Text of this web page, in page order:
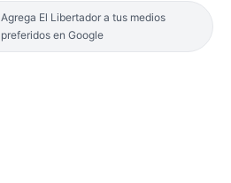
Agrega El Libertador a tus medios
preferidos en Google